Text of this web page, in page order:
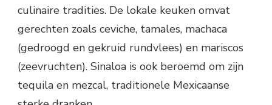
culinaire tradities. De lokale keuken omvat
gerechten zoals ceviche, tamales, machaca
(gedroogd en gekruid rundvlees) en mariscos
(zeevruchten). Sinaloa is ook beroemd om zijn
tequila en mezcal, traditionele Mexicaanse